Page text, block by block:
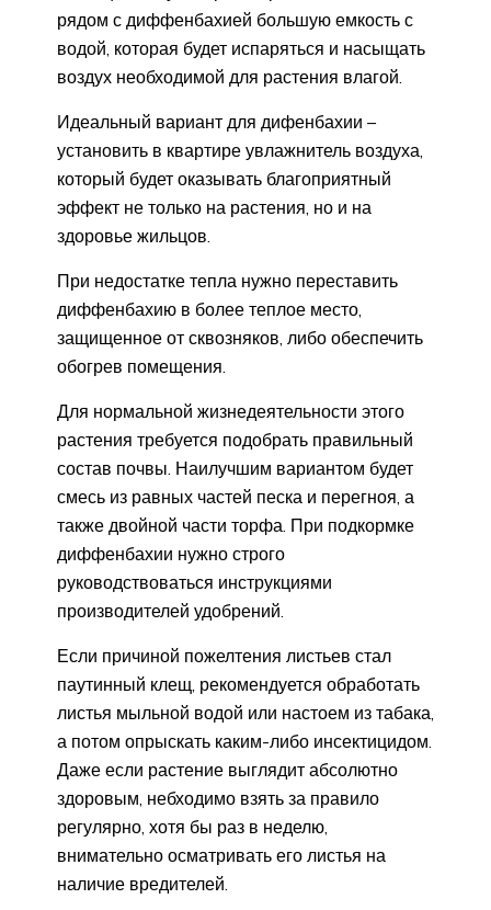
рядом с диффенбахией большую емкость с
водой, которая будет испаряться и насыщать
воздух необходимой для растения влагой.
Идеальный вариант для дифенбахии –
установить в квартире увлажнитель воздуха,
который будет оказывать благоприятный
эффект не только на растения, но и на
здоровье жильцов.
При недостатке тепла нужно переставить
диффенбахию в более теплое место,
защищенное от сквозняков, либо обеспечить
обогрев помещения.
Для нормальной жизнедеятельности этого
растения требуется подобрать правильный
состав почвы. Наилучшим вариантом будет
смесь из равных частей песка и перегноя, а
также двойной части торфа. При подкормке
диффенбахии нужно строго
руководствоваться инструкциями
производителей удобрений.
Если причиной пожелтения листьев стал
паутинный клещ, рекомендуется обработать
листья мыльной водой или настоем из табака,
а потом опрыскать каким-либо инсектицидом.
Даже если растение выглядит абсолютно
здоровым, небходимо взять за правило
регулярно, хотя бы раз в неделю,
внимательно осматривать его листья на
наличие вредителей.